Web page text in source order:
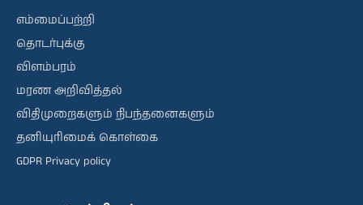
எம்மைப்பற்றி
தொடர்புக்கு
விளம்பரம்
மரண அறிவித்தல்
விதிமுறைகளும் நிபந்தனைகளும்
தனியுரிமைக் கொள்கை
GDPR Privacy policy